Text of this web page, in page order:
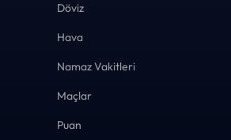
Döviz
Hava
Namaz Vakitleri
Maçlar
Puan